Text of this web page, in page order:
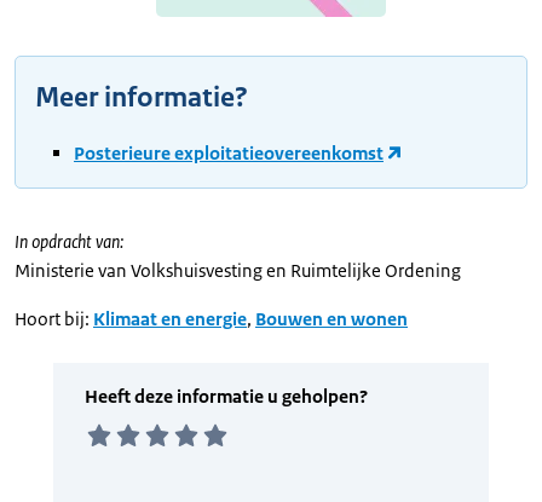
Meer informatie?
Posterieure exploitatieovereenkomst
In opdracht van:
Ministerie van Volkshuisvesting en Ruimtelijke Ordening
Hoort bij: Klimaat en energie, Bouwen en wonen